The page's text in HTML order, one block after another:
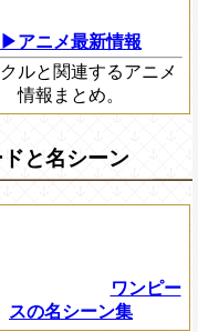
▶アニメ最新情報
クルと関連するアニメ
情報まとめ。
と名シーン
ワンピー
スの名シーン集